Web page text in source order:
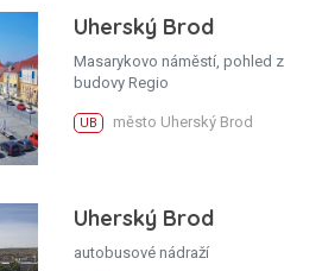
Uherský Brod
Masarykovo náměstí, pohled z
budovy Regio
UB město Uherský Brod
Uherský Brod
autobusové nádraží